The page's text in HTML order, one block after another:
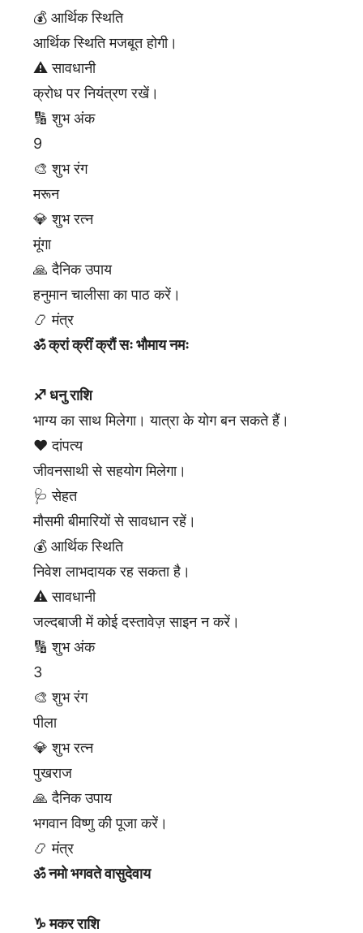
💰 आर्थिक स्थिति
आर्थिक स्थिति मजबूत होगी।
⚠️ सावधानी
क्रोध पर नियंत्रण रखें।
🔢 शुभ अंक
9
🎨 शुभ रंग
मरून
💎 शुभ रत्न
मूंगा
🙏 दैनिक उपाय
हनुमान चालीसा का पाठ करें।
📿 मंत्र
ॐ क्रां क्रीं क्रौं सः भौमाय नमः
♐ धनु राशि
भाग्य का साथ मिलेगा। यात्रा के योग बन सकते हैं।
❤️ दांपत्य
जीवनसाथी से सहयोग मिलेगा।
🩺 सेहत
मौसमी बीमारियों से सावधान रहें।
💰 आर्थिक स्थिति
निवेश लाभदायक रह सकता है।
⚠️ सावधानी
जल्दबाजी में कोई दस्तावेज़ साइन न करें।
🔢 शुभ अंक
3
🎨 शुभ रंग
पीला
💎 शुभ रत्न
पुखराज
🙏 दैनिक उपाय
भगवान विष्णु की पूजा करें।
📿 मंत्र
ॐ नमो भगवते वासुदेवाय
♑ मकर राशि